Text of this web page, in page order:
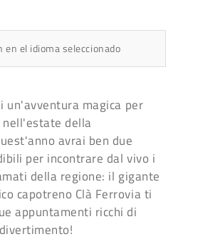
en el idioma seleccionado
un'avventura magica per
della
avrai ben due
per incontrare dal vivo i
della regione: il gigante
capotreno Clà Ferrovia ti
appuntamenti ricchi di